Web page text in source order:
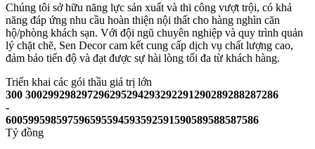
Chúng tôi sở hữu năng lực sản xuất và thi công vượt trội, có khả
năng đáp ứng nhu cầu hoàn thiện nội thất cho hàng nghìn căn
hộ/phòng khách sạn. Với đội ngũ chuyên nghiệp và quy trình quản
lý chặt chẽ, Sen Decor cam kết cung cấp dịch vụ chất lượng cao,
đảm bảo tiến độ và đạt được sự hài lòng tối đa từ khách hàng.
Triển khai các gói thầu giá trị lớn
300 300299298297296295294293292291290289288287286
-
600599598597596595594593592591590589588587586
Tỷ đồng